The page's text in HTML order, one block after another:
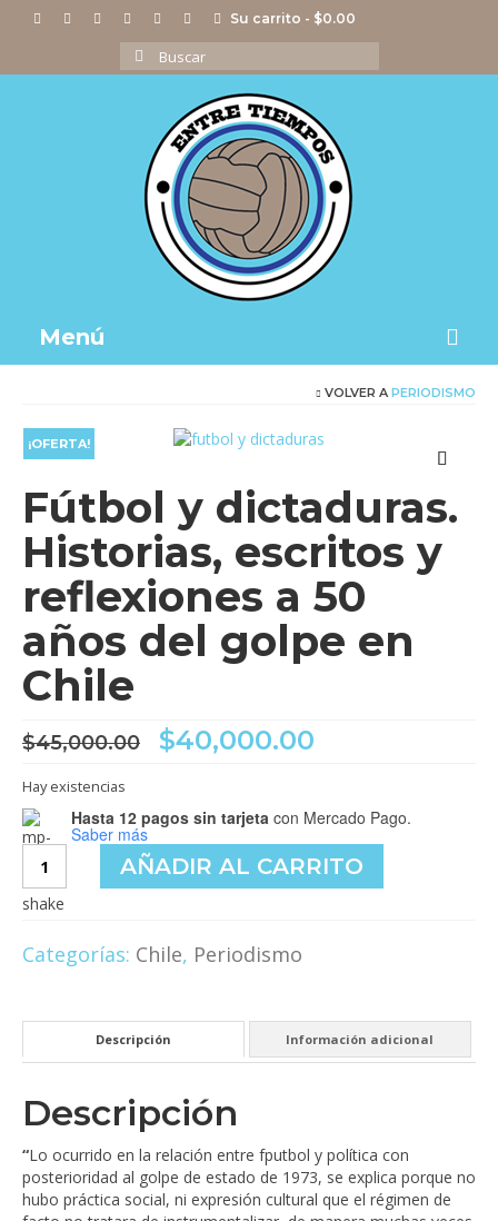
Su carrito - $0.00
Buscar
por:
Menú
Actividades
Imágenes
Videos
Tienda
VOLVER A PERIODISMO
¡OFERTA!
Fútbol y dictaduras.
Historias, escritos y
reflexiones a 50
años del golpe en
Chile
$45,000.00 El
precio
era:
$45,000.00.
$40,000.00
es:
$40,000.00.
Hay existencias
Hasta 12 pagos sin tarjeta con Mercado Pago.
Saber más
dictaduras.
escritos
y
años
golpe
en
cantidad
AÑADIR AL CARRITO
Categorías: Chile, Periodismo
Descripción Información adicional
Descripción
“Lo ocurrido en la relación entre fputbol y política con
posterioridad al golpe de estado de 1973, se explica porque no
hubo práctica social, ni expresión cultural que el régimen de